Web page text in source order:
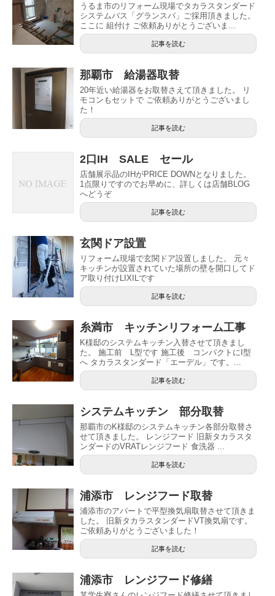
うるま市のリフォーム現場でタカラスタンダード
システムバス「グランスパ」ご採用頂きました。
ここに 組付け ご依頼ありがとうございま...
記事を読む
那覇市 給湯器取替
20年近い給湯器をお取替さえて頂きました。 リ
モコンもセットで ご依頼ありがとうございまし
た！
記事を読む
2口IH SALE セール
店舗展示品のIHがPRICE DOWNとなりました。
1点限りですのでお早めに、詳しくは店舗BLOG
へどうぞ
記事を読む
玄関ドア設置
リフォーム現場で玄関ドア設置しました。 元々
キッチンが設置されていた場所の壁を開口してド
ア取り付けLIXILです
記事を読む
糸満市 キッチンリフォーム工事
K様邸のシステムキッチン入替させて頂きまし
た。 施工前 L型です 施工後 コンパクトにI型
へ タカラスタンダード「エーデル」です。...
記事を読む
システムキッチン 部分取替
那覇市のK様邸のシステムキッチン各部分取替さ
せて頂きました。 レンジフード 旧新タカラスタ
ンダードのVRATレンジフード 食洗器 ...
記事を読む
浦添市 レンジフード取替
浦添市のアパートで平型換気扇取替させて頂きま
した。 旧新タカラスタンダードVT換気扇です。
ご依頼ありがとうございました！
記事を読む
浦添市 レンジフード修繕